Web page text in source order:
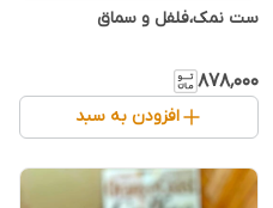
ست نمک،فلفل و سماق
۸۷۸٬۰۰۰
افزودن به سبد